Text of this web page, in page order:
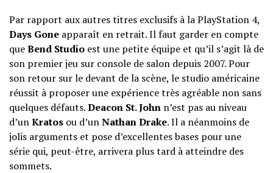
Par rapport aux autres titres exclusifs à la PlayStation 4,
Days Gone apparaît en retrait. Il faut garder en compte
queBend Studio est une petite équipe et qu’il s’agit là de
son premier jeu sur console de salon depuis 2007. Pour
son retour sur le devant de la scène, le studio américaine
réussit à proposer une expérience très agréable non sans
quelques défauts.Deacon St. John n’est pas au niveau
d’unKratos ou d’unNathan Drake. Il a néanmoins de
jolis arguments et pose d’excellentes bases pour une
série qui, peut-être, arrivera plus tard à atteindre des
sommets.